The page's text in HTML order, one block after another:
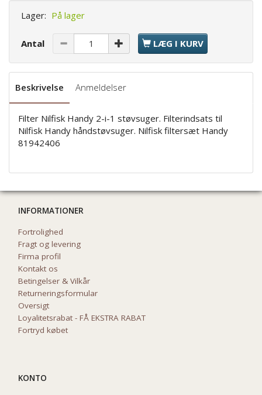
Lager: På lager
Antal LÆG I KURV
Beskrivelse Anmeldelser
Filter Nilfisk Handy 2-i-1 støvsuger. Filterindsats til
Nilfisk Handy håndstøvsuger. Nilfisk filtersæt Handy
81942406
INFORMATIONER
Fortrolighed
Fragt og levering
Firma profil
Kontakt os
Betingelser & Vilkår
Returneringsformular
Oversigt
Loyalitetsrabat - FÅ EKSTRA RABAT
Fortryd købet
KONTO